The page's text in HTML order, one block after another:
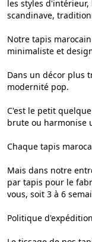
les styles
scandinave,
Notre tapis
minimaliste et
Dans un décor plus
modernité pop.
C'est le petit
brute ou harmonise
Chaque tapis
Mais dans notre
par tapis pour le
vous, soit 3 à 6
Politique